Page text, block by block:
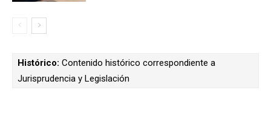
Histórico: Contenido histórico correspondiente a
Jurisprudencia y Legislación